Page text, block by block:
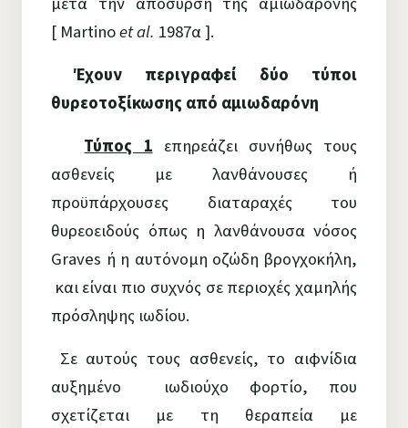
[ Martinoet al. 1987α ].
Έχουν περιγραφεί δύο τύποι
θυρεοτοξίκωσης από αμιωδαρόνη
Τύπος 1 επηρεάζει συνήθως τους
ασθενείς με λανθάνουσες ή
προϋπάρχουσες διαταραχές του
θυρεοειδούς όπως η λανθάνουσα νόσος
Graves ή η αυτόνομη οζώδη βρογχοκήλη,
και είναι πιο συχνός σε περιοχές χαμηλής
πρόσληψης ιωδίου.
Σε αυτούς τους ασθενείς, το αιφνίδια
αυξημένο ιωδιούχο φορτίο, που
σχετίζεται με τη θεραπεία με